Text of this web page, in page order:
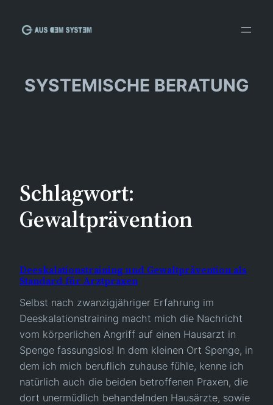
Inhalt
SYSTEMISCHE BERATUNG
Schlagwort:
Gewaltprävention
Deeskalationstraining und Gewaltprävention als
Standard für Arztpraxen
Selbst nach zwanzigjähriger Erfahrung im
Deeskalationstraining macht mich die Nachricht
vom körperlichen Angriff auf einen Hausarzt in
Spenge fassungslos! In dem kleinen Ort Spenge, in
dem ich mich beruflich zuhause fühle, kenne ich
natürlich auch die beiden betroffenen Praxen, die
dort unermüdlich behandelnden Hausärzte, sowie